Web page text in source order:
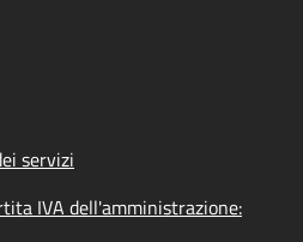
servizi
IVA dell'amministrazione: